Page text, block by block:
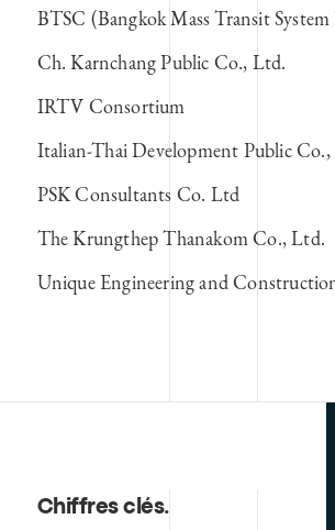
BTSC (Bangkok Mass Transit
Ch. Karnchang Public Co., Ltd.
IRTV Consortium
Italian-Thai Development Public
PSK Consultants Co. Ltd
The Krungthep Thanakom Co., Ltd.
Unique Engineering and
Chiffres clés.